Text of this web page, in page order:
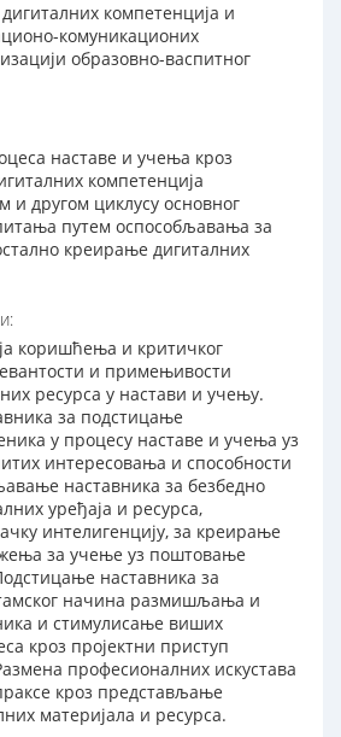
компетенција и
комуникационих
образовно-васпитног
наставе и учења кроз
компетенција
и другом циклусу основног
путем оспособљавања за
креирање дигиталних
коришћења и критичког
и примењивости
ресурса у настави и учењу.
за подстицање
у процесу наставе и учења уз
интересовања и способности
наставника за безбедно
уређаја и ресурса,
интелигенцију, за креирање
за учење уз поштовање
наставника за
начина размишљања и
и стимулисање виших
кроз пројектни приступ
професионалних искустава
кроз представљање
материјала и ресурса.